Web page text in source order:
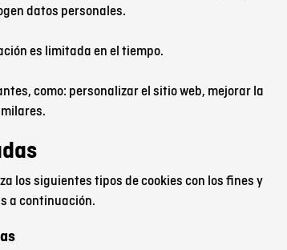
datos personales.
es limitada en el tiempo.
como: personalizar el sitio web, mejorar la
los siguientes tipos de cookies con los fines y
a continuación.